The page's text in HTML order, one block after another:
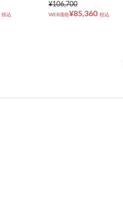
税込
¥106,700
WEB価格¥85,360 税込